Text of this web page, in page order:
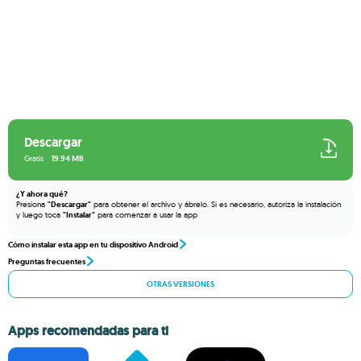
Descargar
19.94 MB
Gratis
¿Y ahora qué?
Presiona "Descargar" para obtener el archivo y ábrelo. Si es necesario, autoriza la instalación
y luego toca "Instalar" para comenzar a usar la app
Cómo instalar esta app en tu dispositivo Android
Preguntas frecuentes
OTRAS VERSIONES
Apps recomendadas para ti